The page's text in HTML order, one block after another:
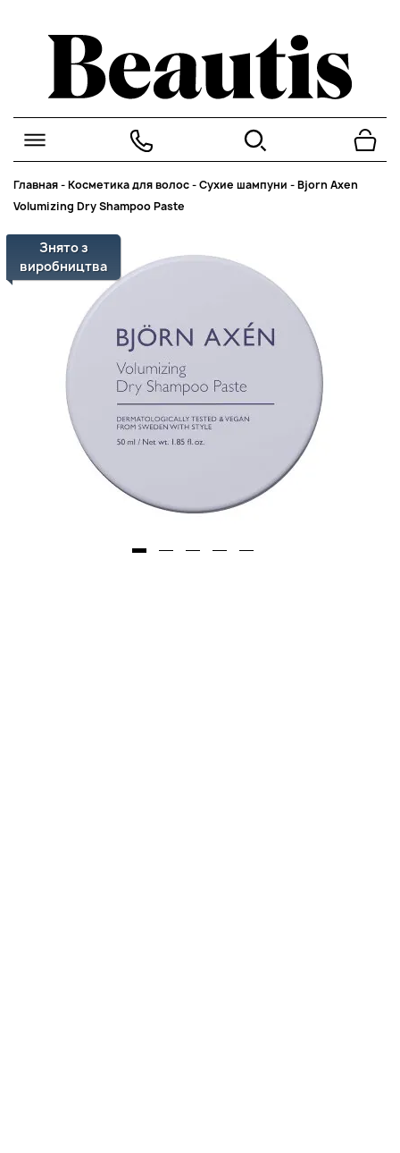
Главная-Косметика для волос-Сухие шампуни -Bjorn Axen
Volumizing Dry Shampoo Paste
Знято з
виробництва